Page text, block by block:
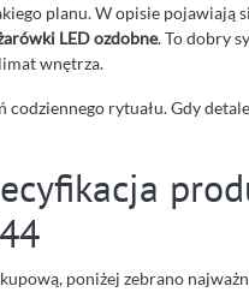
planu. W opisie pojawiają
LED ozdobne. To dobry
wnętrza.
codziennego rytuału. Gdy
poniżej zebrano